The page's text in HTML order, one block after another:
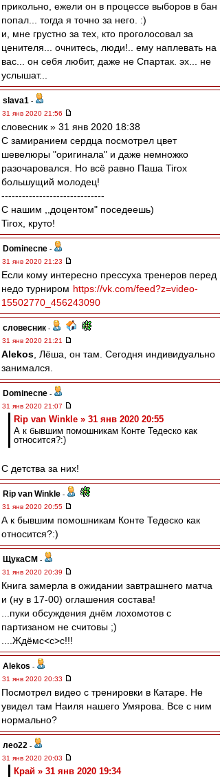
прикольно, ежели он в процессе выборов в бан
попал... тогда я точно за него. :)
и, мне грустно за тех, кто проголосовал за
ценителя... очнитесь, люди!.. ему наплевать на
вас... он себя любит, даже не Спартак. эх... не
услышат...
slava1 -
31 янв 2020 21:56
словесник » 31 янв 2020 18:38
С замиранием сердца посмотрел цвет
шевелюры "оригинала" и даже немножко
разочаровался. Но всё равно Паша Tirox
большущий молодец!
------------------------------
C нашим ,,доцентом" поседеешь)
Tirox, круто!
Dominecne -
31 янв 2020 21:23
Если кому интересно прессуха тренеров перед
недо турниром https://vk.com/feed?z=video-
15502770_456243090
словесник -
31 янв 2020 21:21
Alekos , Лёша, он там. Сегодня индивидуально
занимался.
Dominecne -
31 янв 2020 21:07
Rip van Winkle » 31 янв 2020 20:55
А к бывшим помошникам Конте Тедеско как
относится?:)
С детства за них!
Rip van Winkle -
31 янв 2020 20:55
А к бывшим помошникам Конте Тедеско как
относится?:)
ЩукаСМ -
31 янв 2020 20:39
Книга замерла в ожидании завтрашнего матча
и (ну в 17-00) оглашения состава!
...пуки обсуждения днём лохомотов с
партизаном не считовы ;)
....Ждёмс<с>с!!!
Alekos -
31 янв 2020 20:33
Посмотрел видео с тренировки в Катаре. Не
увидел там Наиля нашего Умярова. Все с ним
нормально?
лео22 -
31 янв 2020 20:03
Край » 31 янв 2020 19:34